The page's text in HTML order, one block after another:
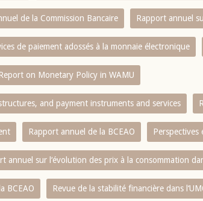
de la Commission Bancaire Rapport annuel
de paiement adossés à la monnaie électronique
on Monetary Policy in WAMU
and payment instruments and services
Rapport annuel de la BCEAO Perspectives
annuel sur l‘évolution des prix à la consommation
BCEAO Revue de la stabilité financière dans